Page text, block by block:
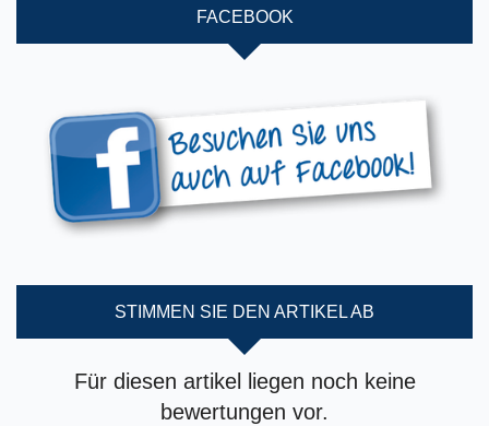
FACEBOOK
STIMMEN SIE DEN ARTIKEL AB
Für diesen artikel liegen noch keine
bewertungen vor.